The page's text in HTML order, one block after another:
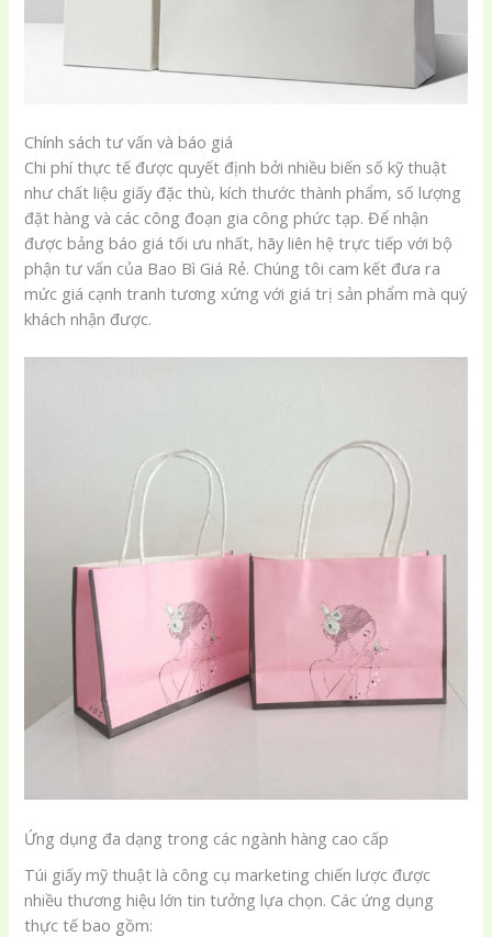
Chính sách tư vấn và báo giá
Chi phí thực tế được quyết định bởi nhiều biến số kỹ thuật
như chất liệu giấy đặc thù, kích thước thành phẩm, số lượng
đặt hàng và các công đoạn gia công phức tạp. Để nhận
được bảng báo giá tối ưu nhất, hãy liên hệ trực tiếp với bộ
phận tư vấn của Bao Bì Giá Rẻ. Chúng tôi cam kết đưa ra
mức giá cạnh tranh tương xứng với giá trị sản phẩm mà quý
khách nhận được.
Ứng dụng đa dạng trong các ngành hàng cao cấp
Túi giấy mỹ thuật là công cụ marketing chiến lược được
nhiều thương hiệu lớn tin tưởng lựa chọn. Các ứng dụng
thực tế bao gồm: